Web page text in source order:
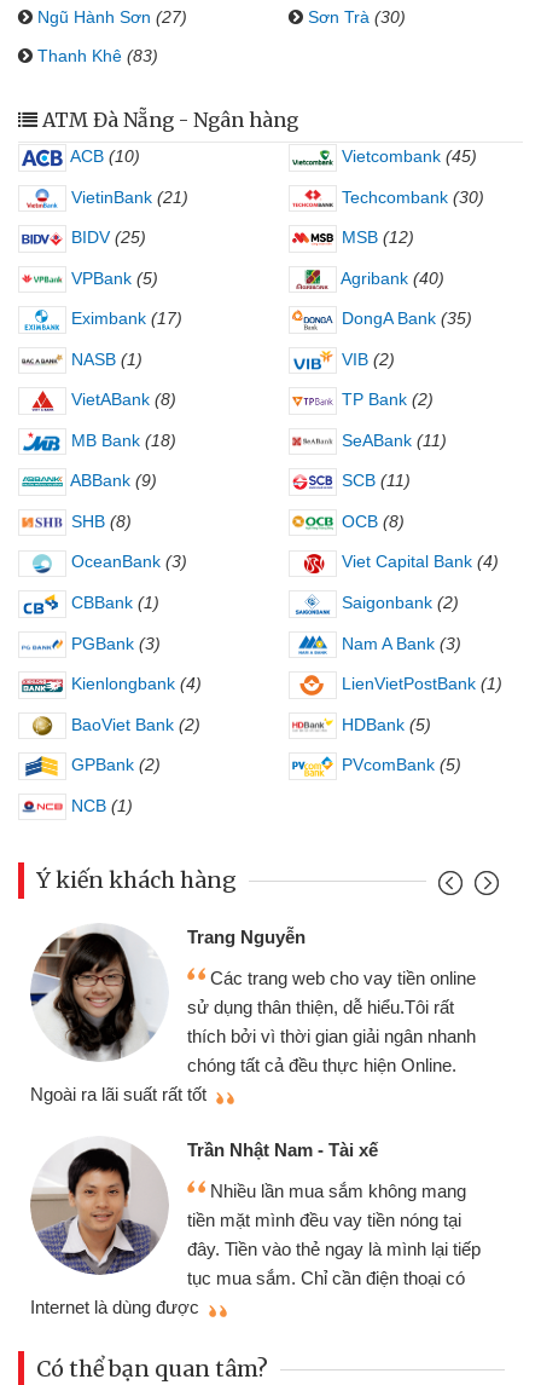
Ngũ Hành Sơn (27) Sơn Trà (30)
Thanh Khê (83)
ATM Đà Nẵng - Ngân hàng
ACB (10) Vietcombank (45)
VietinBank (21) Techcombank (30)
BIDV (25) MSB (12)
VPBank (5) Agribank (40)
Eximbank (17) DongA Bank (35)
NASB (1) VIB (2)
VietABank (8) TP Bank (2)
MB Bank (18) SeABank (11)
ABBank (9) SCB (11)
SHB (8) OCB (8)
OceanBank (3) Viet Capital Bank (4)
CBBank (1) Saigonbank (2)
PGBank (3) Nam A Bank (3)
Kienlongbank (4) LienVietPostBank (1)
BaoViet Bank (2) HDBank (5)
GPBank (2) PVcomBank (5)
NCB (1)
Ý kiến khách hàng
web cho vay tiền online
thiện, dễ hiểu.Tôi rất
gian giải ngân nhanh
thực hiện Online.
- Tài xế
mua sắm không mang
đều vay tiền nóng tại
thẻ ngay là mình lại tiếp
Chỉ cần điện thoại có
chiếc xe wave
cần gặp mặt nên
nhiều lúc cần
đến website qua
đã giải quyết
Có thể bạn quan tâm?